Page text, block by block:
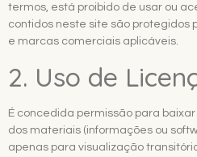
termos, está proibido de usar ou
contidos neste site são protegidos
e marcas comerciais aplicáveis.
2. Uso de
É concedida permissão para
dos materiais (informações ou
apenas para visualização